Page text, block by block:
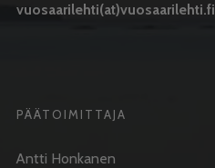
vuosaarilehti(at)vuosaarilehti.fi
PÄÄTOIMITTAJA
Antti Honkanen